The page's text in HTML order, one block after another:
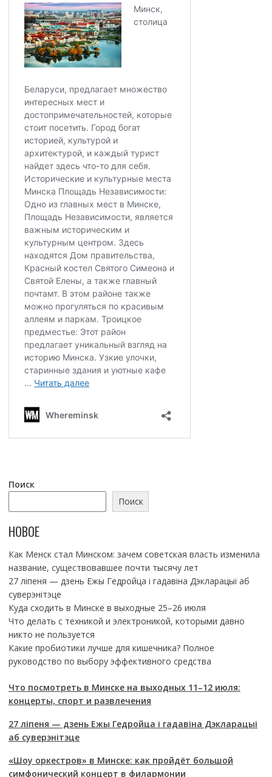
Поиск
Поиск
НОВОЕ
Как Менск стал Минском: зачем советская власть изменила
название, существовавшее почти тысячу лет
27 ліпеня — дзень Ежы Гедройца і гадавіна Дэкларацыі аб
суверэнітэце
Куда сходить в Минске в выходные 25–26 июля
Что делать с техникой и электроникой, которыми давно
никто не пользуется
Какие пробиотики лучше для кишечника? Полное
руководство по выбору эффективного средства
Что посмотреть в Минске на выходных 11–12 июля:
концерты, спорт и развлечения
27 ліпеня — дзень Ежы Гедройца і гадавіна Дэкларацыі
аб суверэнітэце
«Шоу оркестров» в Минске: как пройдёт большой
симфонический концерт в филармонии